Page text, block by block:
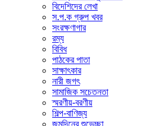
বিদেশিদের লেখা
স.প.ক গ্রুপ খবর
সংরক্ষণাগার
রম্য
বিবিধ
পাঠকের পাতা
সাক্ষাৎকার
নারী জগৎ
সামাজিক সচেতনতা
স্মরণীয়-বরণীয়
শিল্প-বাণিজ্য
জন্মদিনের শুভেচ্ছা